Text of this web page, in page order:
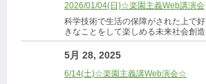
2026/01/04(日)☆楽園主義Web講演会
科学技術で生活の保障がされた上で好
きなことをして楽しめる未来社会創造
5月 28, 2025
6/14(土)☆楽園主義講Web演会☆